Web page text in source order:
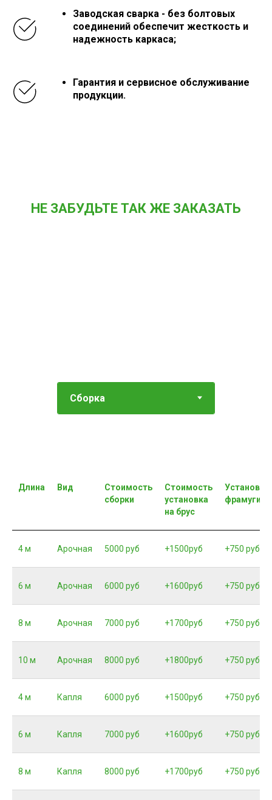
Заводская сварка - без болтовых
соединений обеспечит жесткость и
надежность каркаса;
Гарантия и сервисное обслуживание
продукции.
НЕ ЗАБУДЬТЕ ТАК ЖЕ ЗАКАЗАТЬ
Длина Вид
Стоимость
сборки
Стоимость
установка
на брус
Установка
фрамуги
4 м Арочная 5000 руб +1500руб +750 руб
6 м Арочная 6000 руб +1600руб +750 руб
8 м Арочная 7000 руб +1700руб +750 руб
10 м Арочная 8000 руб +1800руб +750 руб
4 м Капля 6000 руб +1500руб +750 руб
6 м Капля 7000 руб +1600руб +750 руб
8 м Капля 8000 руб +1700руб +750 руб